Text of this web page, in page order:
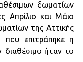
δωματίων
Απρίλιο και Μάιο
της Αττικής
που επιτράπηκε η
διαθέσιμο ήταν το